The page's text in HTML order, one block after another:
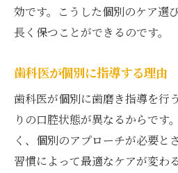
効です。こうした個別のケア選
長く保つことができるのです。
歯科医が個別に指導する理由
歯科医が個別に歯磨き指導を行
りの口腔状態が異なるからです
く、個別のアプローチが必要と
習慣によって最適なケアが変わ